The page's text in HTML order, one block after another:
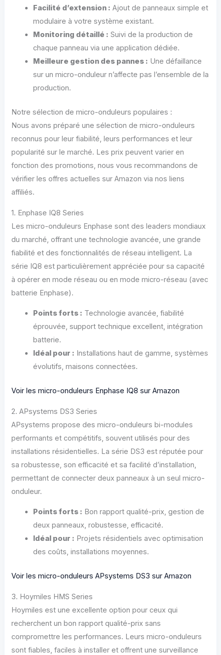
Facilité d’extension : Ajout de panneaux simple et
modulaire à votre système existant.
Monitoring détaillé : Suivi de la production de
chaque panneau via une application dédiée.
Meilleure gestion des pannes : Une défaillance
sur un micro-onduleur n’affecte pas l’ensemble de la
production.
Notre sélection de micro-onduleurs populaires :
Nous avons préparé une sélection de micro-onduleurs
reconnus pour leur fiabilité, leurs performances et leur
popularité sur le marché. Les prix peuvent varier en
fonction des promotions, nous vous recommandons de
vérifier les offres actuelles sur Amazon via nos liens
affiliés.
1. Enphase IQ8 Series
Les micro-onduleurs Enphase sont des leaders mondiaux
du marché, offrant une technologie avancée, une grande
fiabilité et des fonctionnalités de réseau intelligent. La
série IQ8 est particulièrement appréciée pour sa capacité
à opérer en mode réseau ou en mode micro-réseau (avec
batterie Enphase).
Points forts : Technologie avancée, fiabilité
éprouvée, support technique excellent, intégration
batterie.
Idéal pour : Installations haut de gamme, systèmes
évolutifs, maisons connectées.
Voir les micro-onduleurs Enphase IQ8 sur Amazon
2. APsystems DS3 Series
APsystems propose des micro-onduleurs bi-modules
performants et compétitifs, souvent utilisés pour des
installations résidentielles. La série DS3 est réputée pour
sa robustesse, son efficacité et sa facilité d’installation,
permettant de connecter deux panneaux à un seul micro-
onduleur.
Points forts : Bon rapport qualité-prix, gestion de
deux panneaux, robustesse, efficacité.
Idéal pour : Projets résidentiels avec optimisation
des coûts, installations moyennes.
Voir les micro-onduleurs APsystems DS3 sur Amazon
3. Hoymiles HMS Series
Hoymiles est une excellente option pour ceux qui
recherchent un bon rapport qualité-prix sans
compromettre les performances. Leurs micro-onduleurs
sont fiables, faciles à installer et offrent une surveillance